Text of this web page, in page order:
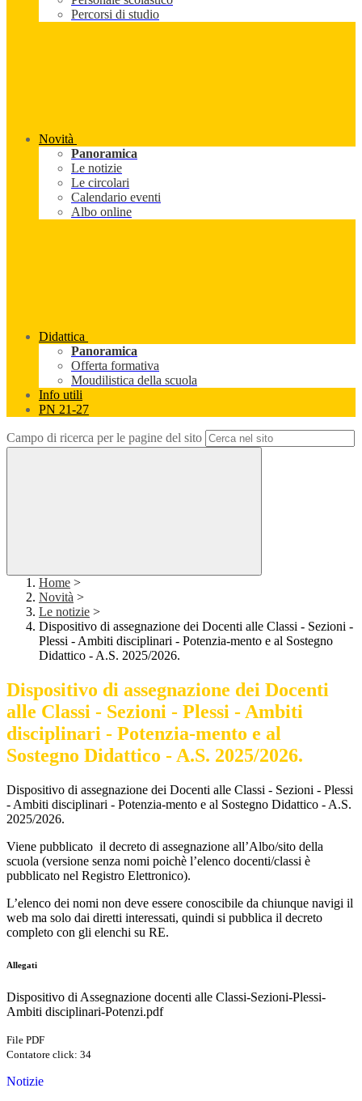
Percorsi di studio
Novità
Panoramica
Le notizie
Le circolari
Calendario eventi
Albo online
Didattica
Panoramica
Offerta formativa
Moudilistica della scuola
Info utili
PN 21-27
Campo di ricerca per le pagine del sito
Home >
Novità >
Le notizie >
Dispositivo di assegnazione dei Docenti alle Classi - Sezioni -
Plessi - Ambiti disciplinari - Potenzia-mento e al Sostegno
Didattico - A.S. 2025/2026.
Dispositivo di assegnazione dei Docenti
alle Classi - Sezioni - Plessi - Ambiti
disciplinari - Potenzia-mento e al
Sostegno Didattico - A.S. 2025/2026.
Dispositivo di assegnazione dei Docenti alle Classi - Sezioni - Plessi
- Ambiti disciplinari - Potenzia-mento e al Sostegno Didattico - A.S.
2025/2026.
Viene pubblicato il decreto di assegnazione all’Albo/sito della
scuola (versione senza nomi poichè l’elenco docenti/classi è
pubblicato nel Registro Elettronico).
L’elenco dei nomi non deve essere conoscibile da chiunque navigi il
web ma solo dai diretti interessati, quindi si pubblica il decreto
completo con gli elenchi su RE.
Allegati
Dispositivo di Assegnazione docenti alle Classi-Sezioni-Plessi-
Ambiti disciplinari-Potenzi.pdf
File PDF
Contatore click: 34
Notizie